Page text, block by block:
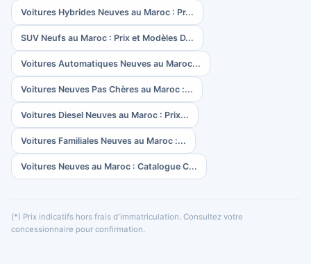
Voitures Hybrides Neuves au Maroc : Pr...
SUV Neufs au Maroc : Prix et Modèles D...
Voitures Automatiques Neuves au Maroc...
Voitures Neuves Pas Chères au Maroc :...
Voitures Diesel Neuves au Maroc : Prix...
Voitures Familiales Neuves au Maroc :...
Voitures Neuves au Maroc : Catalogue C...
(*) Prix indicatifs hors frais d'immatriculation. Consultez votre
concessionnaire pour confirmation.